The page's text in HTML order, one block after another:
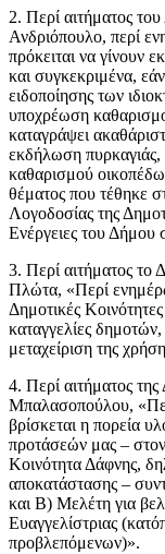
2. Περί αιτήματος
Ανδριόπουλο, περί
πρόκειται να γίνουν
και συγκεκριμένα,
ειδοποίησης των
υποχρέωση
καταγράψει
εκδήλωση
καθαρισμού
θέματος που τέθηκε
Λογοδοσίας της
Ενέργειες του Δήμου
3. Περί αιτήματος το
Πλώτα, «Περί
Δημοτικές
καταγγελίες δημοτών,
μεταχείριση της
4. Περί αιτήματος
Μπαλασοπούλου,
βρίσκεται η πορεία
προτάσεών μας –
Κοινότητα Δάφνης,
αποκατάστασης –
και Β) Μελέτη για
Ευαγγελίστριας
προβλεπόμενων)».